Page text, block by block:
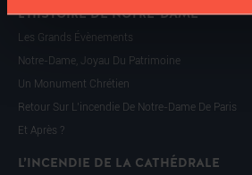
L’HISTOIRE DE NOTRE-DAME
Les Grands Évènements
Notre-Dame, Joyau Du Patrimoine
Un Monument Chrétien
Retour Sur L’incendie De Notre-Dame De Paris
Et Après ?
L’INCENDIE DE LA CATHÉDRALE